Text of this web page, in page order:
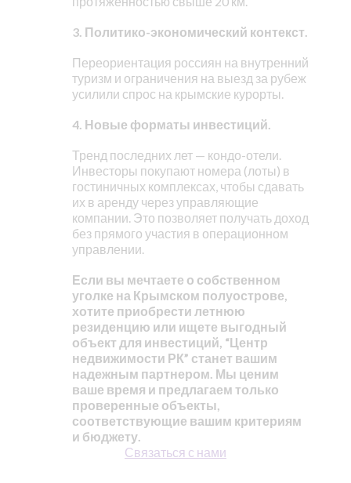
3. Политико-экономический контекст.
Переориентация россиян на внутренний
туризм и ограничения на выезд за рубеж
усилили спрос на крымские курорты.
4. Новые форматы инвестиций.
Тренд последних лет — кондо-отели.
Инвесторы покупают номера (лоты) в
гостиничных комплексах, чтобы сдавать
их в аренду через управляющие
компании. Это позволяет получать доход
без прямого участия в операционном
управлении.
Если вы мечтаете о собственном
уголке на Крымском полуострове,
хотите приобрести летнюю
резиденцию или ищете выгодный
объект для инвестиций, “Центр
недвижимости РК” станет вашим
надежным партнером. Мы ценим
ваше время и предлагаем только
проверенные объекты,
соответствующие вашим критериям
и бюджету.
Связаться с нами